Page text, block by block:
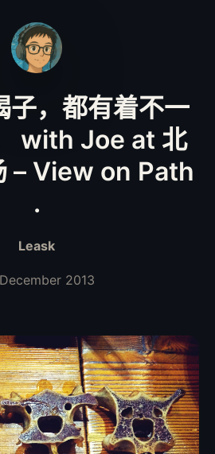
子，都有着不一
with Joe at 北
– View on Path
.
Leask
2013